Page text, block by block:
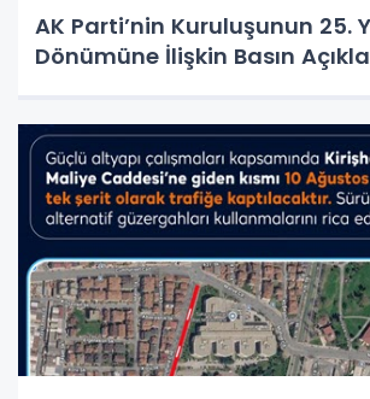
AK Parti’nin Kuruluşunun 25.
Dönümüne İlişkin Basın